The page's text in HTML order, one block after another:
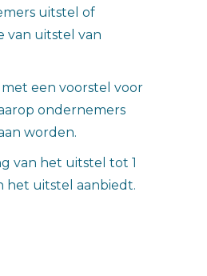
uitstel of
van uitstel van
een voorstel voor
ondernemers
worden.
van het uitstel tot 1
het uitstel aanbiedt.